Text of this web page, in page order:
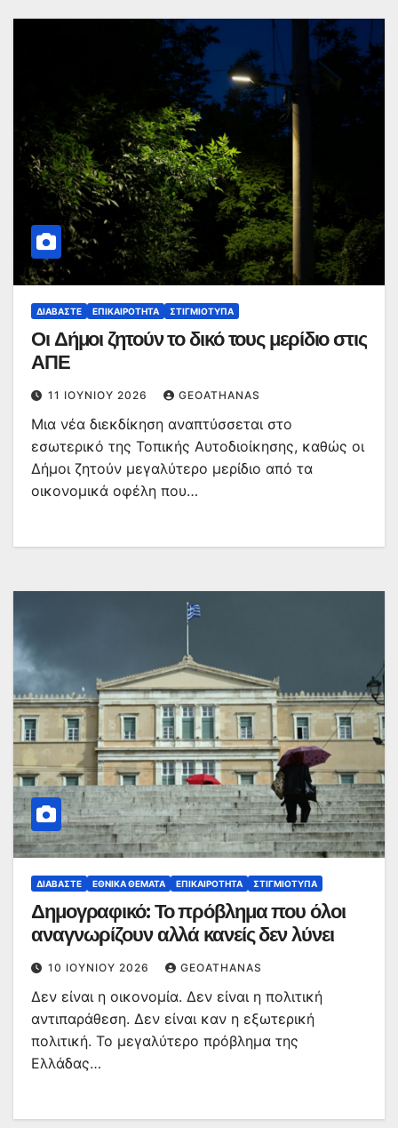
ΔΙΑΒΆΣΤΕ ΕΠΙΚΑΙΡΌΤΗΤΑ ΣΤΙΓΜΙΌΤΥΠΑ
Οι Δήμοι ζητούν το δικό τους μερίδιο στις
ΑΠΕ
11 ΙΟΥΝΊΟΥ 2026 GEOATHANAS
Μια νέα διεκδίκηση αναπτύσσεται στο
εσωτερικό της Τοπικής Αυτοδιοίκησης, καθώς οι
Δήμοι ζητούν μεγαλύτερο μερίδιο από τα
οικονομικά οφέλη που…
ΔΙΑΒΆΣΤΕ ΕΘΝΙΚΆ ΘΈΜΑΤΑ ΕΠΙΚΑΙΡΌΤΗΤΑ ΣΤΙΓΜΙΌΤΥΠΑ
Δημογραφικό: Το πρόβλημα που όλοι
αναγνωρίζουν αλλά κανείς δεν λύνει
10 ΙΟΥΝΊΟΥ 2026 GEOATHANAS
Δεν είναι η οικονομία. Δεν είναι η πολιτική
αντιπαράθεση. Δεν είναι καν η εξωτερική
πολιτική. Το μεγαλύτερο πρόβλημα της
Ελλάδας…